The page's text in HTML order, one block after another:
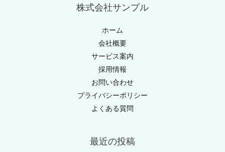
株式会社サンプル
ホーム
会社概要
サービス案内
採用情報
お問い合わせ
プライバシーポリシー
よくある質問
最近の投稿